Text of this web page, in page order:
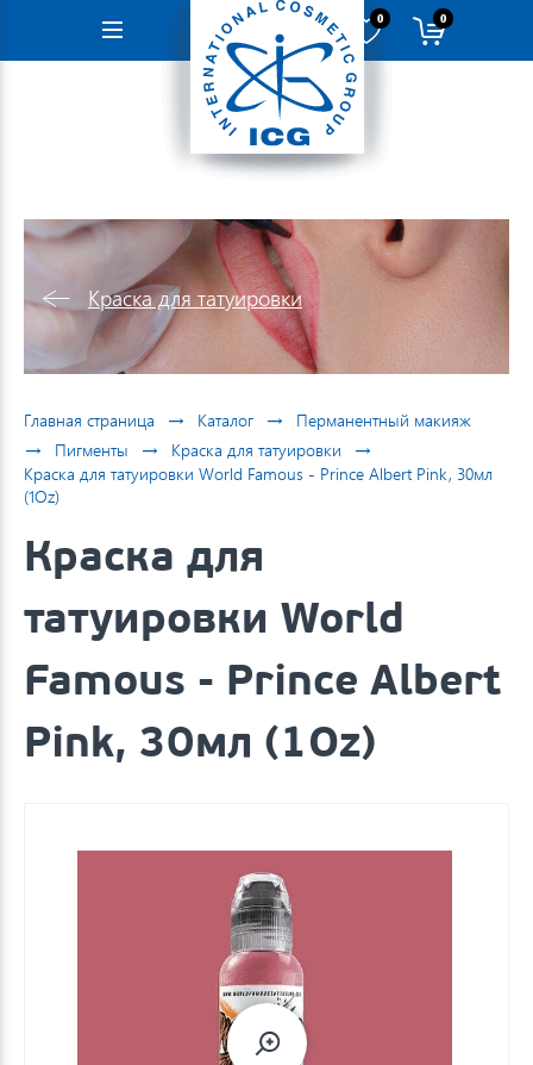
Навигация
0 0
Краска для татуировки
Главная страница → Каталог → Перманентный макияж
→ Пигменты → Краска для татуировки →
Краска для татуировки World Famous - Prince Albert Pink, 30мл
(1Oz)
Краска для
татуировки World
Famous - Prince Albert
Pink, 30мл (1Oz)